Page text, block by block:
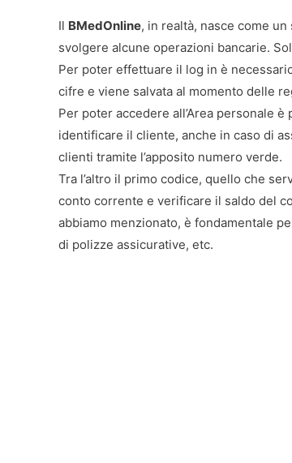
Il BMedOnline, in realtà, nasce come
svolgere alcune operazioni bancarie.
Per poter effettuare il log in è
cifre e viene salvata al momento delle
Per poter accedere all’Area personale
identificare il cliente, anche in caso di
clienti tramite l’apposito numero verde.
Tra l’altro il primo codice, quello che
conto corrente e verificare il saldo del
abbiamo menzionato, è fondamentale
di polizze assicurative, etc.